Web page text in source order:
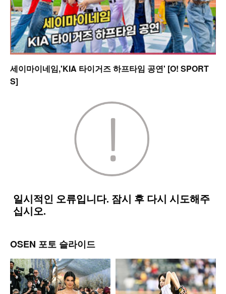
세이마이네임,'KIA 타이거즈 하프타임 공연' [O! SPORT
S]
OSEN 포토 슬라이드